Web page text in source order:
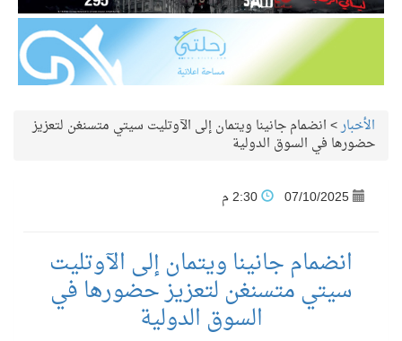
الأخبار>انضمام جانينا ويتمان إلى الآوتليت سيتي متسنغن لتعزيز
حضورها في السوق الدولية
07/10/2025
انضمام جانينا ويتمان إلى الآوتليت
سيتي متسنغن لتعزيز حضورها في
السوق الدولية